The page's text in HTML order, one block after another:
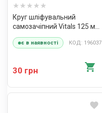
Круг шліфувальний
самозачіпний Vitals 125 мм,
8 отв., з. – 120, 5 од.
є в наявності КОД: 196037
30 грн